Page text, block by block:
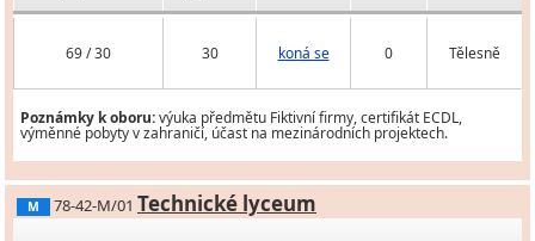
69 / 30 30 koná se 0 Tělesně
Poznámky k oboru:výuka předmětu Fiktivní firmy, certifikát ECDL,
výměnné pobyty v zahraničí, účast na mezinárodních projektech.
M 78-42-M/01 Technické lyceum